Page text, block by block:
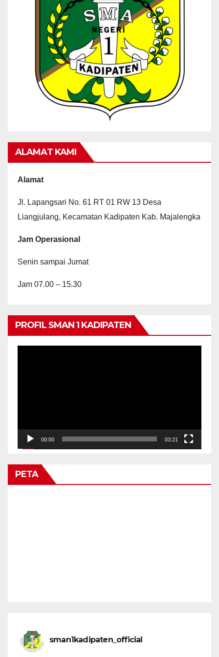
ALAMAT KAMI
Alamat
Jl. Lapangsari No. 61 RT 01 RW 13 Desa
Liangjulang, Kecamatan Kadipaten Kab. Majalengka
Jam Operasional
Senin sampai Jumat
Jam 07.00 – 15.30
PROFIL SMAN 1 KADIPATEN
00:00 03:21
PETA
sman1kadipaten_official